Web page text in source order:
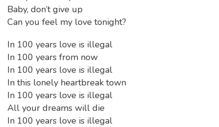
Baby, don’t give up
Can you feel my love tonight?
In 100 years love is illegal
In 100 years from now
In 100 years love is illegal
In this lonely heartbreak town
In 100 years love is illegal
All your dreams will die
In 100 years love is illegal